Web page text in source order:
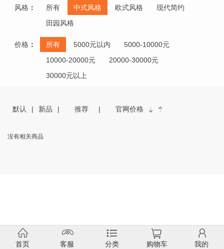
风格 ： 所有 中式风格 欧式风格
现代简约
田园风格
价格 ： 所有 5000元以内
5000-10000元
10000-20000元
20000-30000元
30000元以上
默认 新品 推荐 官网价格
没有相关商品
首页 客服 分类 购物车 我的